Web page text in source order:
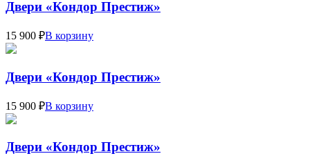
Двери «Кондор Престиж»
15 900 ₽В корзину
Двери «Кондор Престиж»
15 900 ₽В корзину
Двери «Кондор Престиж»